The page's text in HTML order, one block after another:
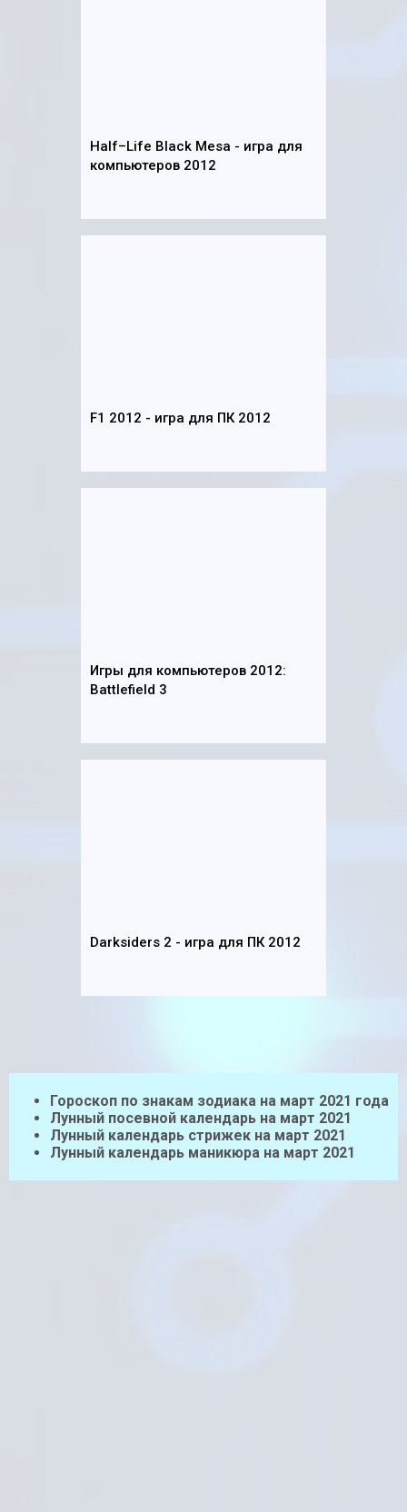
Half–Life Black Mesa - игра для
компьютеров 2012
F1 2012 - игра для ПК 2012
Игры для компьютеров 2012:
Battlefield 3
Darksiders 2 - игра для ПК 2012
Гороскоп по знакам зодиака на март 2021 года
Лунный посевной календарь на март 2021
Лунный календарь стрижек на март 2021
Лунный календарь маникюра на март 2021